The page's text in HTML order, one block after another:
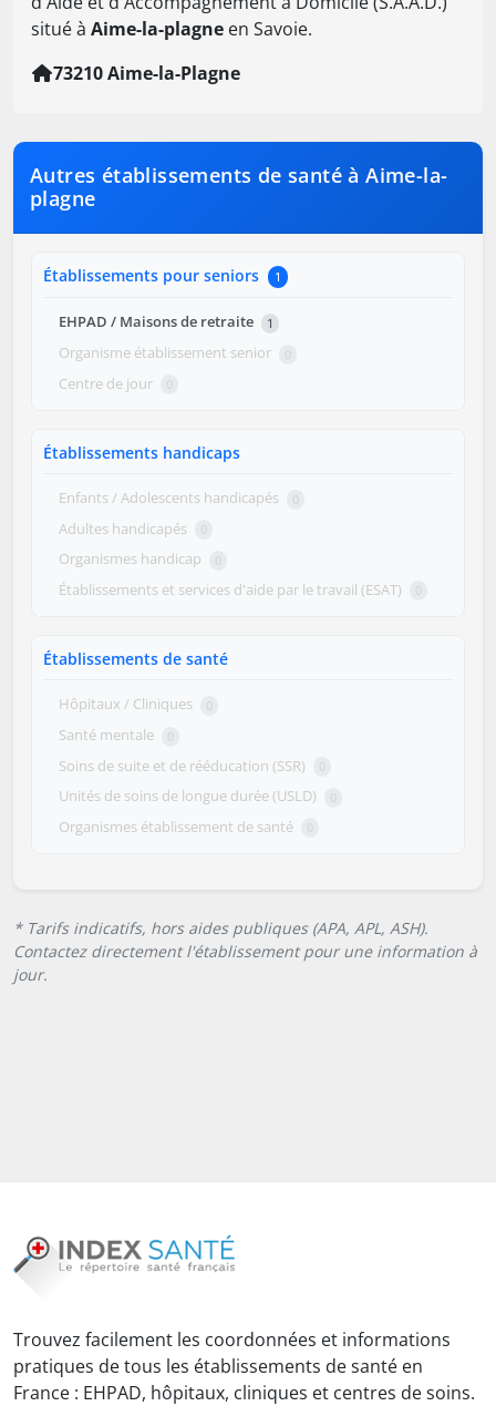
situé à Aime-la-plagne en Savoie.
73210 Aime-la-Plagne
Autres établissements de santé à Aime-la-
plagne
Établissements pour seniors 1
EHPAD / Maisons de retraite 1
Organisme établissement senior 0
Centre de jour 0
Établissements handicaps
Enfants / Adolescents handicapés 0
Adultes handicapés 0
Organismes handicap 0
Établissements et services d'aide par le travail (ESAT) 0
Établissements de santé
Hôpitaux / Cliniques 0
Santé mentale 0
Soins de suite et de rééducation (SSR) 0
Unités de soins de longue durée (USLD) 0
Organismes établissement de santé 0
* Tarifs indicatifs, hors aides publiques (APA, APL, ASH).
Contactez directement l'établissement pour une information à
jour.
Trouvez facilement les coordonnées et informations
pratiques de tous les établissements de santé en
France : EHPAD, hôpitaux, cliniques et centres de soins.